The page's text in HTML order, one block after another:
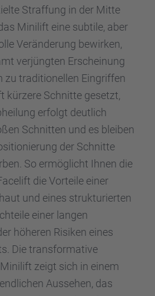
Straf­fung in der Mitte
Minilift eine subtile, aber
Verän­de­rung bewir­ken,
verjüng­ten Erschei­nung
zu tradi­tio­nel­len Eingrif­fen
kürzere Schnitte gesetzt,
erfolgt deutlich
Schnit­ten und es bleiben
der Schnitte
So ermög­licht Ihnen die
die Vorteile einer
und eines struk­tu­rier­ten
einer langen
höheren Risiken eines
Die trans­for­ma­tive
zeigt sich in einem
Ausse­hen, das